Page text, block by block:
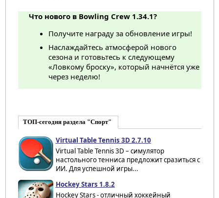
Что нового в Bowling Crew 1.34.1?
Получите награду за обновление игры!
Наслаждайтесь атмосферой нового
сезона и готовьтесь к следующему
«‎Ловкому броску», который начнётся уже
через неделю!
ТОП-сегодня раздела "Спорт"
Virtual Table Tennis 3D 2.7.10
Virtual Table Tennis 3D – симулятор
настольного тенниса предложит сразиться с
ИИ. Для успешной игры...
Hockey Stars 1.8.2
Hockey Stars - отличный хоккейный